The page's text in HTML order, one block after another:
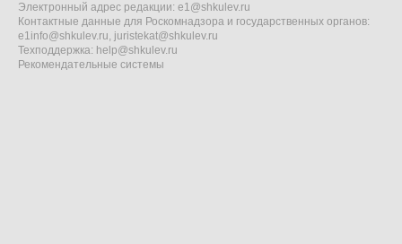
Электронный адрес редакции: e1@shkulev.ru
Контактные данные для Роскомнадзора и государственных органов:
e1info@shkulev.ru, juristekat@shkulev.ru
Техподдержка: help@shkulev.ru
Рекомендательные системы